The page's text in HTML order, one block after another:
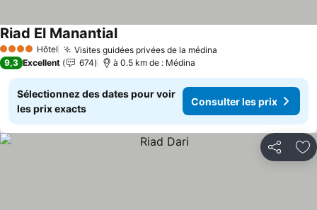
4 Étoiles Hôtel Visites guidées privées de la médina
Riad El ManantialConsulter les prix
9,3 Excellent 674 à 0.5 km de : Médina
Sélectionnez des dates pour voir
les prix exacts
Consulter les prix
Partager